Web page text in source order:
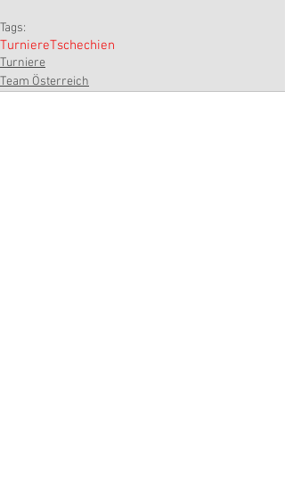
Tags:
TurniereTschechien
Turniere
Team Österreich